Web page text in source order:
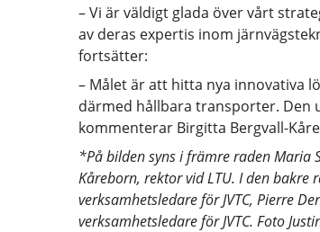
– Vi är väldigt glada över vårt
av deras expertis inom
fortsätter:
– Målet är att hitta nya innovativa
därmed hållbara transporter. Den
kommenterar Birgitta Bergvall-
*På bilden syns i främre raden Maria
Kåreborn, rektor vid LTU. I den bakre
verksamhetsledare för JVTC, Pierre
verksamhetsledare för JVTC. Foto